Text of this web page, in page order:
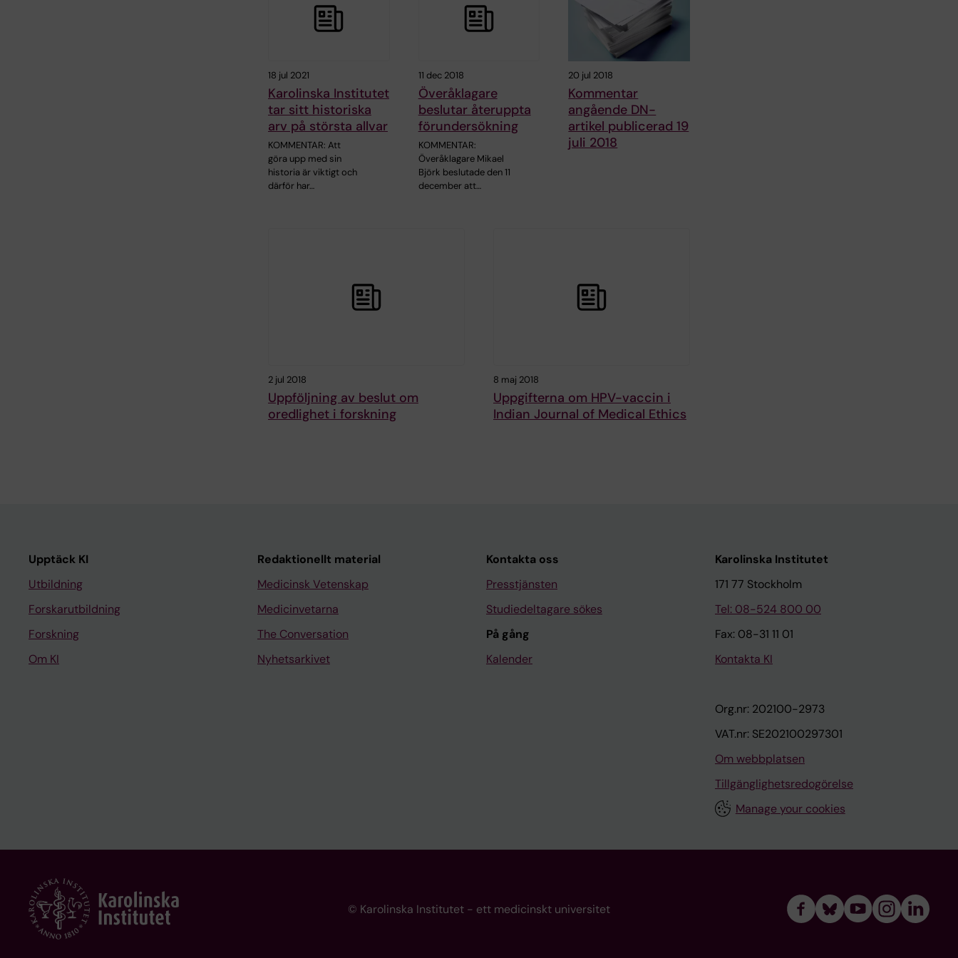
18 jul 2021
Karolinska Institutet
tar sitt historiska
arv på största allvar
KOMMENTAR: Att
göra upp med sin
historia är viktigt och
därför har…
11 dec 2018
Överåklagare
beslutar återuppta
förundersökning
KOMMENTAR:
Överåklagare Mikael
Björk beslutade den 11
december att…
20 jul 2018
Kommentar
angående DN-
artikel publicerad 19
juli 2018
2 jul 2018
Uppföljning av beslut om
oredlighet i forskning
8 maj 2018
Uppgifterna om HPV-vaccin i
Indian Journal of Medical Ethics
Upptäck KI
Utbildning
Forskarutbildning
Forskning
Om KI
Redaktionellt material
Medicinsk Vetenskap
Medicinvetarna
The Conversation
Nyhetsarkivet
Kontakta oss
Presstjänsten
Studiedeltagare sökes
På gång
Kalender
Karolinska Institutet
171 77 Stockholm
Tel: 08-524 800 00
Fax: 08-31 11 01
Kontakta KI
Org.nr: 202100-2973
VAT.nr: SE202100297301
Om webbplatsen
Tillgänglighetsredogörelse
Manage your cookies
© Karolinska Institutet - ett medicinskt universitet